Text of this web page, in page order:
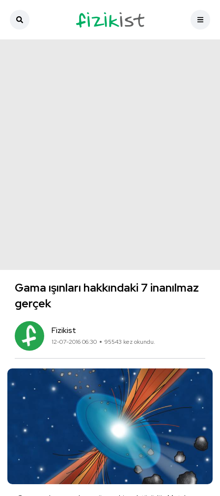
Gama ışınları hakkındaki 7 inanılmaz
gerçek
Fizikist
12-07-2016 06:30 95543 kez okundu.